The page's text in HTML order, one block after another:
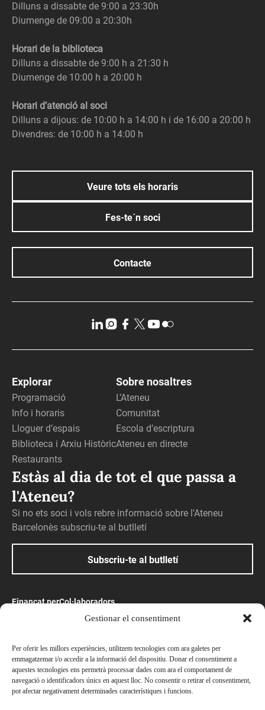
Gestionar el consentiment
Per oferir les millors experiències, utilitzem tecnologies com ara galetes per
emmagatzemar i/o accedir a la informació del dispositiu. Donar el consentiment a
aquestes tecnologies ens permetrà processar dades com ara el comportament de
navegació o identificadors únics en aquest lloc. No consentir o retirar el consentiment,
pot afectar negativament determinades característiques i funcions.
Dilluns a dissabte de 9:00 a 23:30h
Diumenge de 09:00 a 20:30h
Horari de la biblioteca
Dilluns a dissabte de 9:00 h a 21:30 h
Diumenge de 10:00 h a 20:00 h
Horari d’atenció al soci
Dilluns a dijous: de 10:00 h a 14:00 h i de 16:00 a 20:00 h
Divendres: de 10:00 h a 14:00 h
Veure tots els horaris
Fes-te´n soci
Contacte
Explorar
Programació
Info i horaris
Lloguer d’espais
Biblioteca i Arxiu Històric
Restaurants
Sobre nosaltres
L’Ateneu
Comunitat
Escola d’escriptura
Ateneu en directe
Estàs al dia de tot el que passa a
l'Ateneu?
Si no ets soci i vols rebre informació sobre l'Ateneu
Barcelonès subscriu-te al butlletí
Subscriu-te al butlletí
Finançat perCol·laboradors